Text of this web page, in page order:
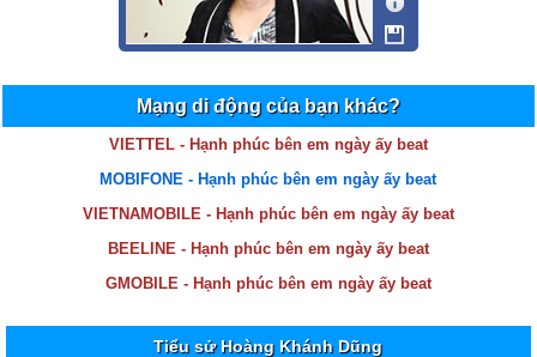
Mạng di động của bạn khác?
VIETTEL - Hạnh phúc bên em ngày ấy beat
MOBIFONE - Hạnh phúc bên em ngày ấy beat
VIETNAMOBILE - Hạnh phúc bên em ngày ấy beat
BEELINE - Hạnh phúc bên em ngày ấy beat
GMOBILE - Hạnh phúc bên em ngày ấy beat
Tiểu sử Hoàng Khánh Dũng